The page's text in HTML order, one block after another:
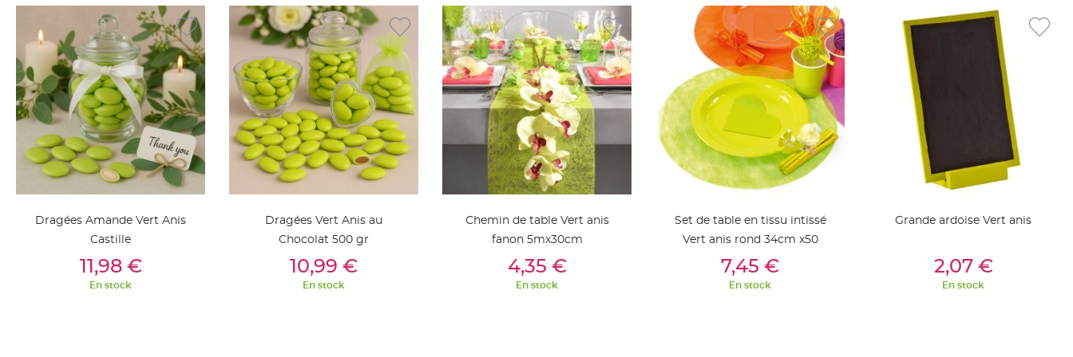
jetable
Chevalet
de
table
Mariage
Colombe,
Papillon,
Cage
oiseau
Confettis
Pétale
Ajouter Au Panier
Dragées Amande Vert Anis
Castille
11,98 €
En stock
Ajouter Au Panier
Dragées Vert Anis au
Chocolat 500 gr
10,99 €
En stock
Ajouter Au Panier
Chemin de table Vert anis
fanon 5mx30cm
4,35 €
En stock
Ajouter Au Panier
Set de table en tissu intissé
Vert anis rond 34cm x50
7,45 €
En stock
Ajouter Au Panier
Grande ardoise Vert anis
2,07 €
En stock